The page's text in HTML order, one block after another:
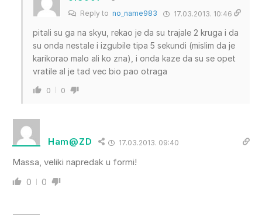
Reply to no_name983 17.03.2013. 10:46
pitali su ga na skyu, rekao je da su trajale 2 kruga i da
su onda nestale i izgubile tipa 5 sekundi (mislim da je
karikorao malo ali ko zna), i onda kaze da su se opet
vratile al je tad vec bio pao otraga
0 0
Ham@ZD 17.03.2013. 09:40
Massa, veliki napredak u formi!
0 0